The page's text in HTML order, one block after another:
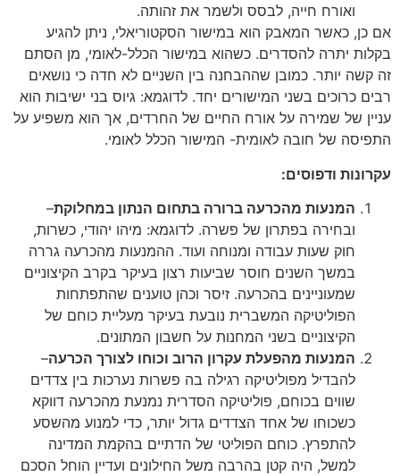
ואורח חייה, לבסס ולשמר את זהותה.
אם כן, כאשר המאבק הוא במישור הסקטוריאלי, ניתן להגיע
בקלות יתרה להסדרים. כשהוא במישור הכלל-לאומי, מן הסתם
זה קשה יותר. כמובן שההבחנה בין השניים לא חדה כי נושאים
רבים כרוכים בשני המישורים יחד. לדוגמא: גיוס בני ישיבות הוא
עניין של שמירה על אורח החיים של החרדים, אך הוא משפיע על
התפיסה של חובה לאומית- המישור הכלל לאומי.
עקרונות ודפוסים:
המנעות מהכרעה ברורה בתחום הנתון במחלוקת–
ובחירה בפתרון של פשרה. לדוגמא: מיהו יהודי, כשרות,
חוק שעות עבודה ומנוחה ועוד. ההמנעות מהכרעה גררה
במשך השנים חוסר שביעות רצון בעיקר בקרב הקיצוניים
שמעוניינים בהכרעה. זיסר וכהן טוענים שהתפתחות
הפוליטיקה המשברית נובעת בעיקר מעליית כוחם של
הקיצוניים בשני המחנות על חשבון המתונים.
המנעות מהפעלת עקרון הרוב וכוחו לצורך הכרעה–
להבדיל מפוליטיקה רגילה בה פשרות נערכות בין צדדים
שווים בכוחם, פוליטיקה הסדרית נמנעת מהכרעה דווקא
כשכוחו של אחד הצדדים גדול יותר, כדי למנוע מהשסע
להתפרץ. כוחם הפוליטי של הדתיים בהקמת המדינה
למשל, היה קטן בהרבה משל החילונים ועדיין הוחל הסכם